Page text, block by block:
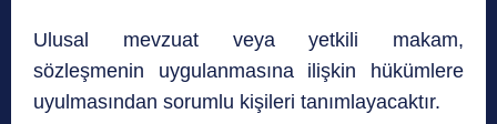
Ulusal mevzuat veya yetkili makam,
sözleşmenin uygulanmasına ilişkin hükümlere
uyulmasından sorumlu kişileri tanımlayacaktır.